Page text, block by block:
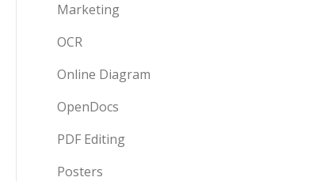
Marketing
OCR
Online Diagram
OpenDocs
PDF Editing
Posters